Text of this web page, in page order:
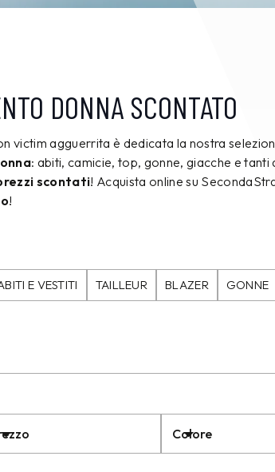
DONNA SCONTATO
victim agguerrita è dedicata la nostra
: abiti, camicie, top, gonne, giacche e
scontati! Acquista online su
!
E VESTITI TAILLEUR BLAZER GONNE
Colore